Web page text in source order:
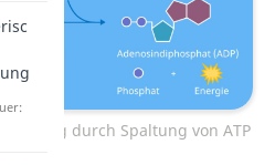
durch Spaltung von ATP